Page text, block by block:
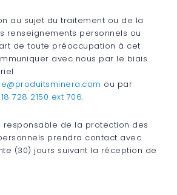
au sujet du traitement ou de la
renseignements personnels ou
de toute préoccupation à cet
avec nous par le biais
ou par
728 2150 ext 706.
responsable de la protection des
prendra contact avec
(30) jours suivant la réception de